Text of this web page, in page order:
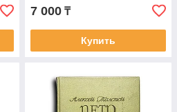
7 000 ₸
Купить